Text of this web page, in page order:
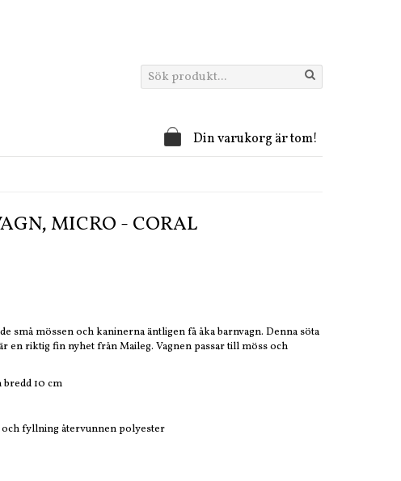
Din varukorg är tom!
MICRO - CORAL
små mössen och kaninerna äntligen få åka barnvagn. Denna söta
en riktig fin nyhet från Maileg. Vagnen passar till möss och
10 cm
fyllning återvunnen polyester